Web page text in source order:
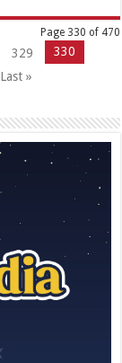
Page 330 of 470
329
330
Last »